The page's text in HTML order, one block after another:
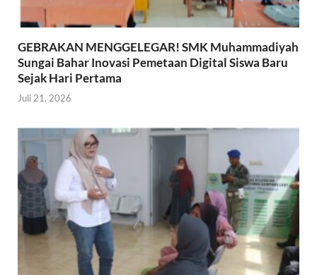
GEBRAKAN MENGGELEGAR! SMK Muhammadiyah
Sungai Bahar Inovasi Pemetaan Digital Siswa Baru
Sejak Hari Pertama
Juli 21, 2026